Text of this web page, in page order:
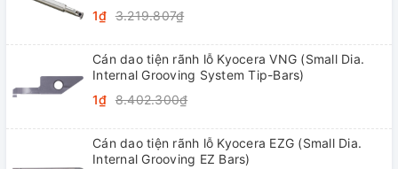
1₫ 3.219.807₫
Cán dao tiện rãnh lỗ Kyocera VNG (Small Dia.
Internal Grooving System Tip-Bars)
1₫ 8.402.300₫
Cán dao tiện rãnh lỗ Kyocera EZG (Small Dia.
Internal Grooving EZ Bars)